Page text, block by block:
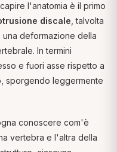
l'anatomia è il primo
discale , talvolta
deformazione della
In termini
e fuori asse rispetto a
sporgendo leggermente
conoscere com'è
vertebra e l'altra della